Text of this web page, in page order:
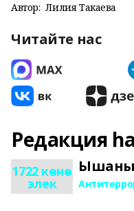
Автор: Лилия Такаева
Читайте нас
Редакция
1722 көнө
элек